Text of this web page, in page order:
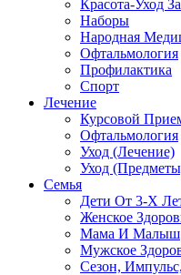
Красота-Уход
Наборы
Народная
Офтальмология
Профилактика
Спорт
Лечение
Курсовой
Офтальмология
Уход (Лечение)
Уход
Семья
Дети От 3-Х
Женское
Мама И Малыш
Мужское
Сезон,